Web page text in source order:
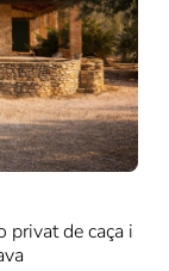
privat de caça i